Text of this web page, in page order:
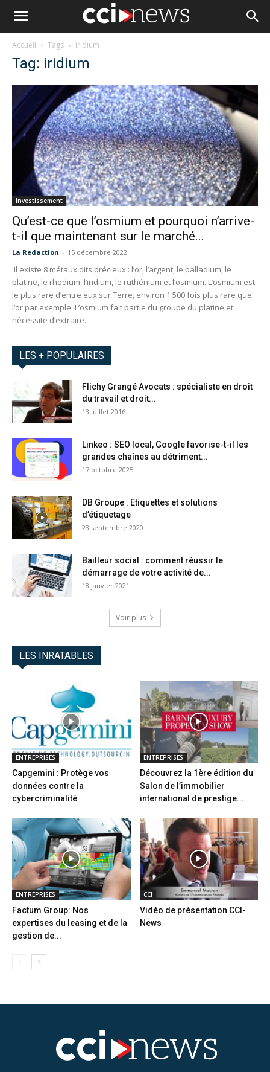
Accueil Tags Iridium
Tag: iridium
Investissement
Qu’est-ce que l’osmium et pourquoi n’arrive-
t-il que maintenant sur le marché...
La Redaction - 15 décembre 2022
Il existe 8 métaux dits précieux : l’or, l’argent, le palladium, le
platine, le rhodium, l’iridium, le ruthénium et l’osmium. L’osmium est
le plus rare d’entre eux sur Terre, environ 1 500 fois plus rare que
l’or par exemple. L’osmium fait partie du groupe du platine et
nécessite d’extraire...
LES + POPULAIRES
Flichy Grangé Avocats : spécialiste en droit
du travail et droit...
13 juillet 2016
Linkeo : SEO local, Google favorise-t-il les
grandes chaînes au détriment...
17 octobre 2025
DB Groupe : Etiquettes et solutions
d’étiquetage
23 septembre 2020
Bailleur social : comment réussir le
démarrage de votre activité de...
18 janvier 2021
Voir plus
LES INRATABLES
ENTREPRISES
Capgemini : Protège vos
données contre la
cybercriminalité
ENTREPRISES
Découvrez la 1ère édition du
Salon de l’immobilier
international de prestige...
ENTREPRISES
Factum Group: Nos
expertises du leasing et de la
gestion de...
CCI
Vidéo de présentation CCI-
News